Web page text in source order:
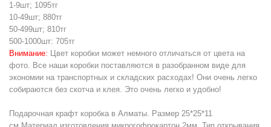
1-9шт; 1095тг
10-49шт; 880тг
50-499шт; 810тг
500-1000шт: 705тг
Внимание: Цвет коробки может немного отличаться от цвета на
фото. Все наши коробки поставляются в разобранном виде для
экономии на транспортных и складских расходах! Они очень легко
собираются без скотча и клея. Это очень легко и удобно!
Подарочная крафт коробка в Алматы. Размер 25*25*11